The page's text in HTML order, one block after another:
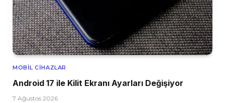
MOBIL CIHAZLAR
Android 17 ile Kilit Ekranı Ayarları Değişiyor
7 Ağustos 2026